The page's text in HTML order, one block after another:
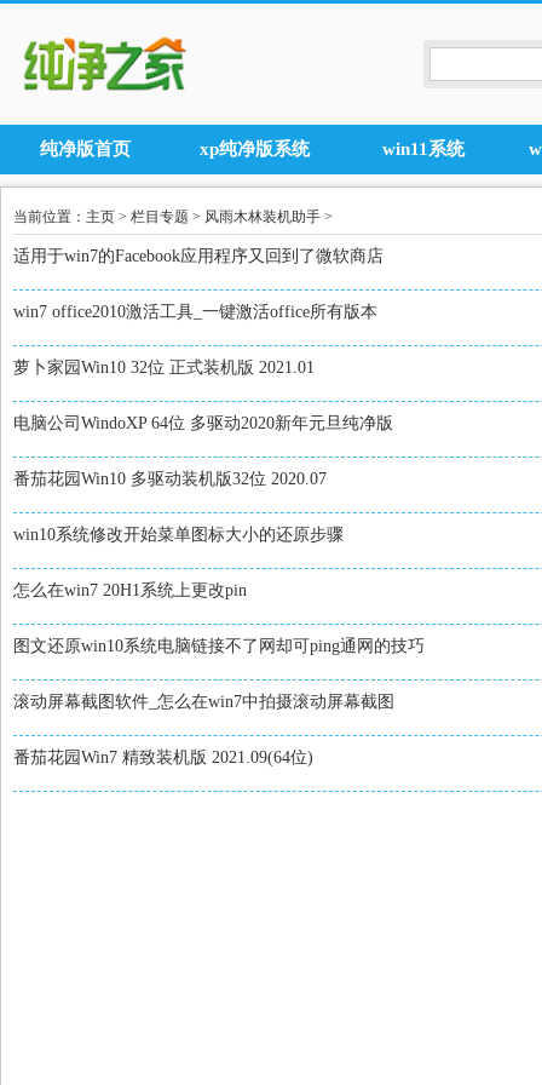
纯净版首页 xp纯净版系统 win11系统
当前位置： 主页 > 栏目专题 > 风雨木林装机助手 >
适用于win7的Facebook应用程序又回到了微软商店
win7 office2010激活工具_一键激活office所有版本
萝卜家园Win10 32位 正式装机版 2021.01
电脑公司WindoXP 64位 多驱动2020新年元旦纯净版
番茄花园Win10 多驱动装机版32位 2020.07
win10系统修改开始菜单图标大小的还原步骤
怎么在win7 20H1系统上更改pin
图文还原win10系统电脑链接不了网却可ping通网的技巧
滚动屏幕截图软件_怎么在win7中拍摄滚动屏幕截图
番茄花园Win7 精致装机版 2021.09(64位)